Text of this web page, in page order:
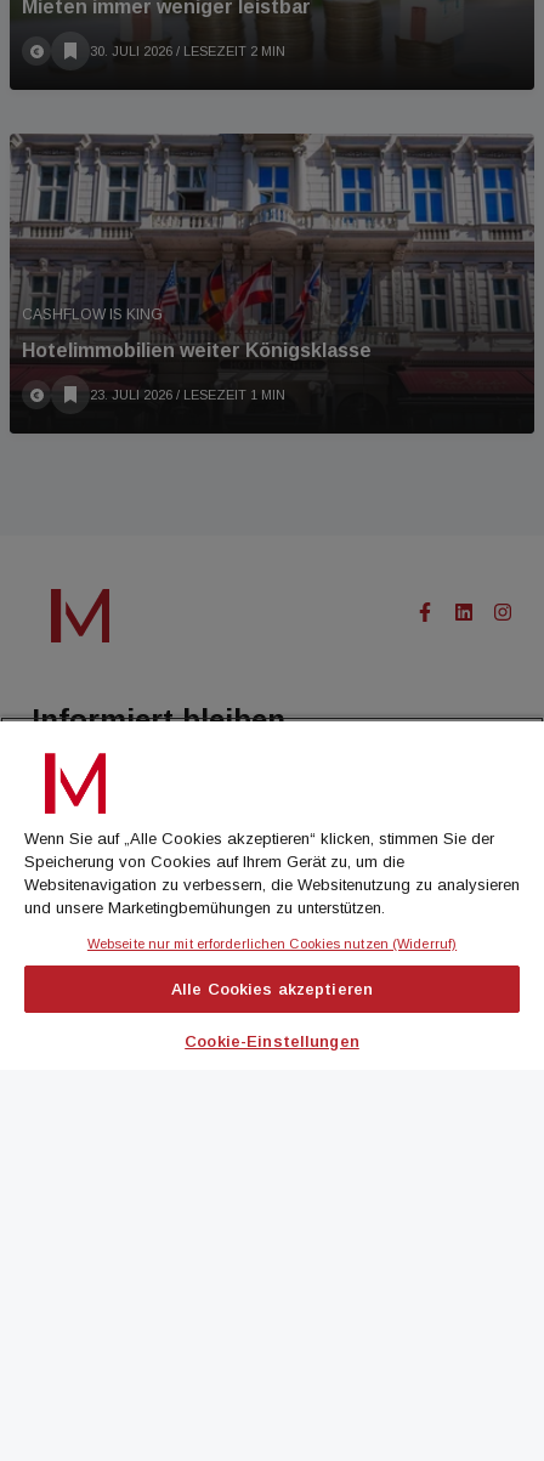
Mieten immer weniger leistbar
30. JULI 2026 / LESEZEIT 2 MIN
CASHFLOW IS KING
Hotelimmobilien weiter Königsklasse
23. JULI 2026 / LESEZEIT 1 MIN
Informiert bleiben.
Treffen Sie eine Selektion unserer Newsletter zu buildingTIMES,
immoflash, Immobilien Magazin, immo7news, immojobs, immotermin
oder dem Morgenjournal
Jetzt anmelden
Wenn Sie auf „Alle Cookies akzeptieren“ klicken, stimmen Sie der
Speicherung von Cookies auf Ihrem Gerät zu, um die
Websitenavigation zu verbessern, die Websitenutzung zu analysieren
und unsere Marketingbemühungen zu unterstützen.
Webseite nur mit erforderlichen Cookies nutzen (Widerruf)
Alle Cookies akzeptieren
Cookie-Einstellungen